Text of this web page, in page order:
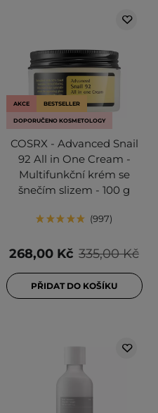
AKCE BESTSELLER
DOPORUČENO KOSMETOLOGY
COSRX - Advanced Snail
92 All in One Cream -
Multifunkční krém se
šnečím slizem - 100 g
997
335,00 Kč
268,00 Kč
PŘIDAT DO KOŠÍKU